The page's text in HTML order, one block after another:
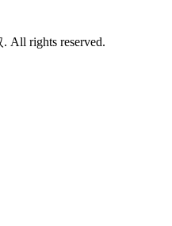
. All rights reserved.